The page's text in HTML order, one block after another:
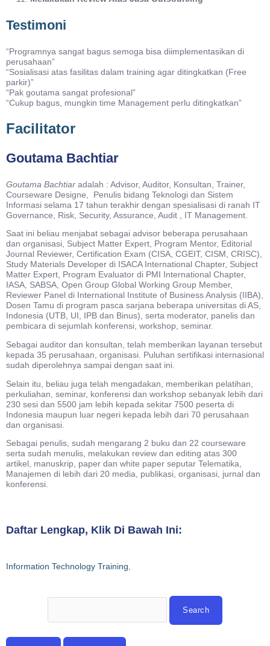
Testimoni
“Programnya sangat bagus semoga bisa diimplementasikan di
perusahaan”
“Sosialisasi atas fasilitas dalam training agar ditingkatkan (Free
parkir)”
“Pak goutama sangat profesional”
“Cukup bagus, mungkin time Management perlu ditingkatkan”
Facilitator
Goutama Bachtiar
Goutama Bachtiar adalah : Advisor, Auditor, Konsultan, Trainer,
Courseware Designe, Penulis bidang Teknologi dan Sistem
Informasi selama 17 tahun terakhir dengan spesialisasi di ranah IT
Governance, Risk, Security, Assurance, Audit , IT Management.
Saat ini beliau menjabat sebagai advisor beberapa perusahaan
dan organisasi, Subject Matter Expert, Program Mentor, Editorial
Journal Reviewer, Certification Exam (CISA, CGEIT, CISM, CRISC),
Study Materials Developer di ISACA International Chapter, Subject
Matter Expert, Program Evaluator di PMI International Chapter,
IASA, SABSA, Open Group Global Working Group Member,
Reviewer Panel di International Institute of Business Analysis (IIBA),
Dosen Tamu di program pasca sarjana beberapa universitas di AS,
Indonesia (UTB, UI, IPB dan Binus), serta moderator, panelis dan
pembicara di sejumlah konferensi, workshop, seminar.
Sebagai auditor dan konsultan, telah memberikan layanan tersebut
kepada 35 perusahaan, organisasi. Puluhan sertifikasi internasional
sudah diperolehnya sampai dengan saat ini.
Selain itu, beliau juga telah mengadakan, memberikan pelatihan,
perkuliahan, seminar, konferensi dan workshop sebanyak lebih dari
230 sesi dan 5500 jam lebih kepada sekitar 7500 peserta di
Indonesia maupun luar negeri kepada lebih dari 70 perusahaan
dan organisasi.
Sebagai penulis, sudah mengarang 2 buku dan 22 courseware
serta sudah menulis, melakukan review dan editing atas 300
artikel, manuskrip, paper dan white paper seputar Telematika,
Manajemen di lebih dari 20 media, publikasi, organisasi, jurnal dan
konferensi.
Daftar Lengkap, Klik Di Bawah Ini:
Information Technology Training,